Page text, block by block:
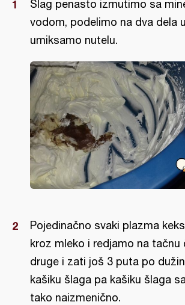
Šlag penasto izmutimo sa
vodom, podelimo na dva dela
umiksamo nutelu.
Pojedinačno svaki plazma
kroz mleko i redjamo na tačnu
druge i zati još 3 puta po
kašiku šlaga pa kašiku šlaga
tako naizmenično.